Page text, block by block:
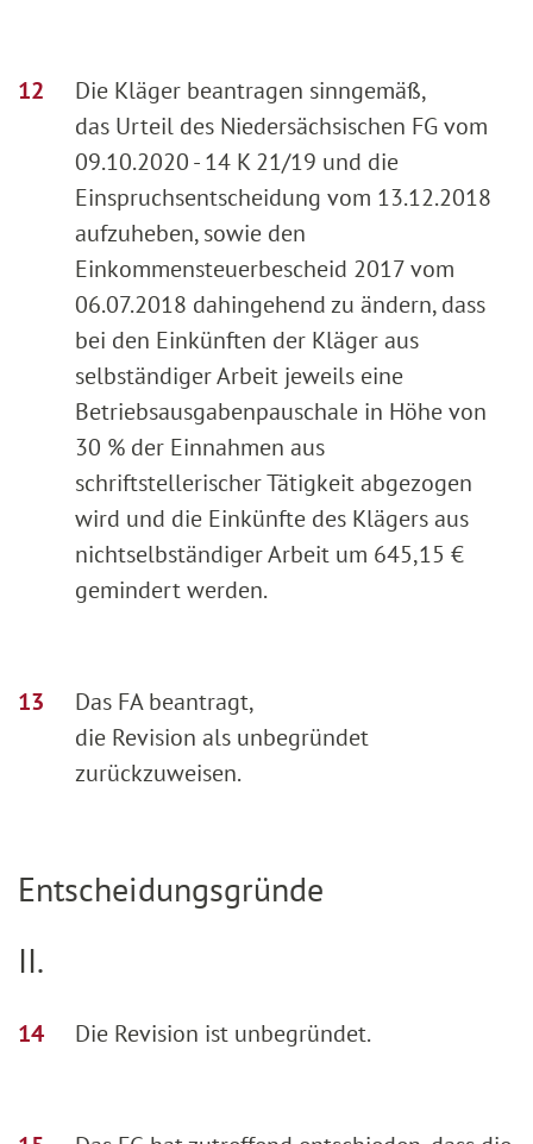
Die Kläger beantragen sinngemäß,
das Urteil des Niedersächsischen FG vom
09.10.2020 - 14 K 21/19 und die
Einspruchsentscheidung vom 13.12.2018
aufzuheben, sowie den
Einkommensteuerbescheid 2017 vom
06.07.2018 dahingehend zu ändern, dass
bei den Einkünften der Kläger aus
selbständiger Arbeit jeweils eine
Betriebsausgabenpauschale in Höhe von
30 % der Einnahmen aus
schriftstellerischer Tätigkeit abgezogen
wird und die Einkünfte des Klägers aus
nichtselbständiger Arbeit um 645,15 €
gemindert werden.
Das FA beantragt,
die Revision als unbegründet
zurückzuweisen.
Entscheidungsgründe
II.
Die Revision ist unbegründet.